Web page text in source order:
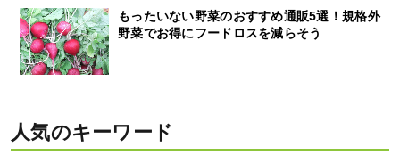
もったいない野菜のおすすめ通販5選！規格外
野菜でお得にフードロスを減らそう
人気のキーワード